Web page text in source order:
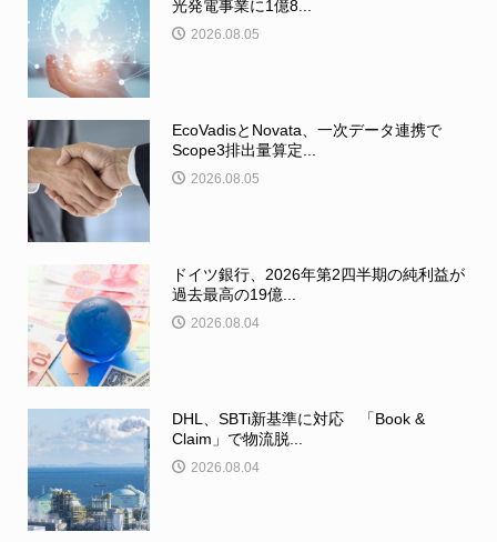
光発電事業に1億8...
2026.08.05
EcoVadisとNovata、一次データ連携で
Scope3排出量算定...
2026.08.05
ドイツ銀行、2026年第2四半期の純利益が
過去最高の19億...
2026.08.04
DHL、SBTi新基準に対応 「Book &
Claim」で物流脱...
2026.08.04